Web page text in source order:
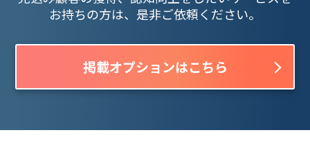
お持ちの方は、是非ご依頼ください。
掲載オプションはこちら